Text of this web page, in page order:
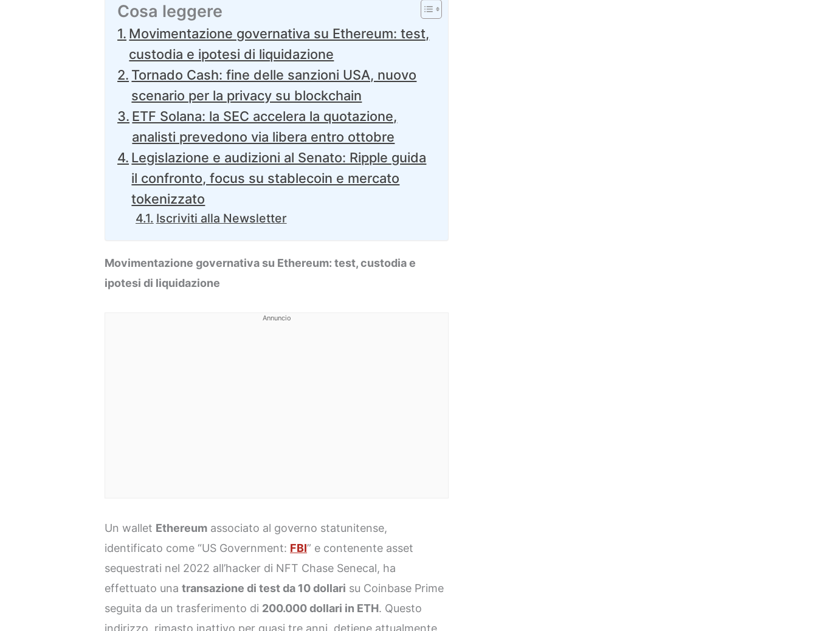
Cosa leggere
Movimentazione governativa su Ethereum: test,
custodia e ipotesi di liquidazione
Tornado Cash: fine delle sanzioni USA, nuovo
scenario per la privacy su blockchain
ETF Solana: la SEC accelera la quotazione,
analisti prevedono via libera entro ottobre
Legislazione e audizioni al Senato: Ripple guida
il confronto, focus su stablecoin e mercato
tokenizzato
Iscriviti alla Newsletter
Movimentazione governativa su Ethereum: test, custodia e
ipotesi di liquidazione
Annuncio
Un wallet Ethereum associato al governo statunitense,
identificato come “US Government: FBI” e contenente asset
sequestrati nel 2022 all’hacker di NFT Chase Senecal, ha
effettuato unatransazione di test da 10 dollari su Coinbase Prime
seguita da un trasferimento di 200.000 dollari in ETH. Questo
indirizzo, rimasto inattivo per quasi tre anni, detiene attualmente